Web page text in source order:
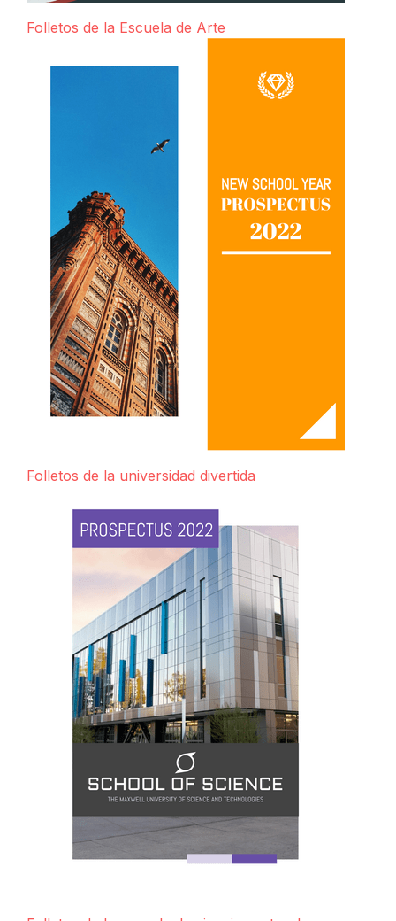
Folletos de la Escuela de Arte
Folletos de la universidad divertida